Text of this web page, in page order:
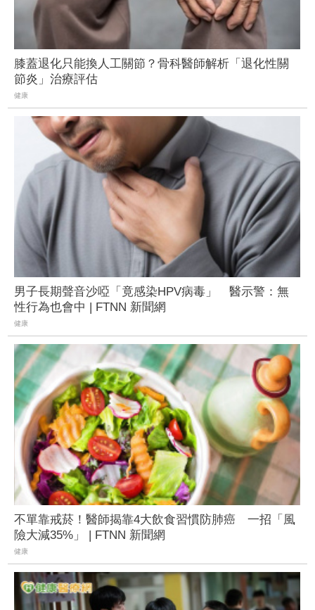
膝蓋退化只能換人工關節？骨科醫師解析「退化性關
節炎」治療評估
健康
男子長期聲音沙啞「竟感染HPV病毒」 醫示警：無
性行為也會中 | FTNN 新聞網
健康
不單靠戒菸！醫師揭靠4大飲食習慣防肺癌 一招「風
險大減35%」 | FTNN 新聞網
健康